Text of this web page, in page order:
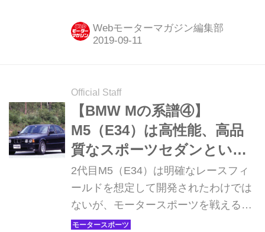
直列6気筒エンジンがもたらす走りは
鮮烈なものだった。
Webモーターマガジン編集部
Official Staff
【BMW Mの系譜④】
M5（E34）は高性能、高品
質なスポーツセダンという
個性を確立した
2代目M5（E34）は明確なレースフィ
ールドを想定して開発されたわけでは
ないが、モータースポーツを戦えるだ
けのパフォーマンスを備えており、実